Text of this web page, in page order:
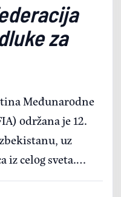
za
Međunarodne
održana je 12.
uz
iz celog sveta.
se odnose na